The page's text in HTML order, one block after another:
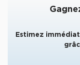
Location de
Estimez